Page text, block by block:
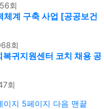
회
계 구축 사업 [공공보건
회
귀지원센터 코치 채용 공
회
이지 5페이지 다음 맨끝